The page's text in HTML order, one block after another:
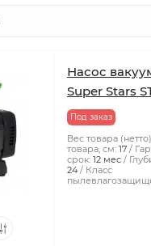
Насос
Super Stars
Под заказ
Вес товара
товара, см: 17
срок: 12 мес
24
Класс